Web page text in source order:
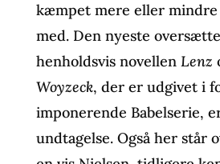
kæmpet mere eller mindre
med. Den nyeste
henholdsvis novellen Lenz
Woyzeck, der er udgivet i
imponerende Babelserie,
undtagelse. Også her står